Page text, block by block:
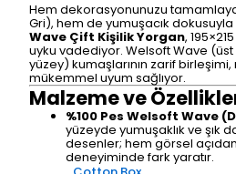
Hem dekorasyonunuzu
Gri), hem de yumuşacık
Wave Çift Kişilik Yorgan,
uyku vadediyor. Welsoft Wave
yüzey) kumaşlarının zarif
mükemmel uyum sağlıyor.
Malzeme ve
%100 Pes Welsoft Wave
yüzeyde yumuşaklık ve şık
desenler; hem görsel
deneyiminde fark yaratır.